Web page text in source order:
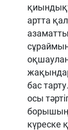
артта
бас
осы
күреске